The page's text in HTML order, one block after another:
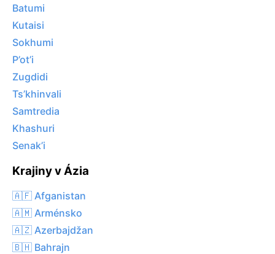
Batumi
Kutaisi
Sokhumi
P’ot’i
Zugdidi
Ts’khinvali
Samtredia
Khashuri
Senak’i
Krajiny v Ázia
🇦🇫 Afganistan
🇦🇲 Arménsko
🇦🇿 Azerbajdžan
🇧🇭 Bahrajn